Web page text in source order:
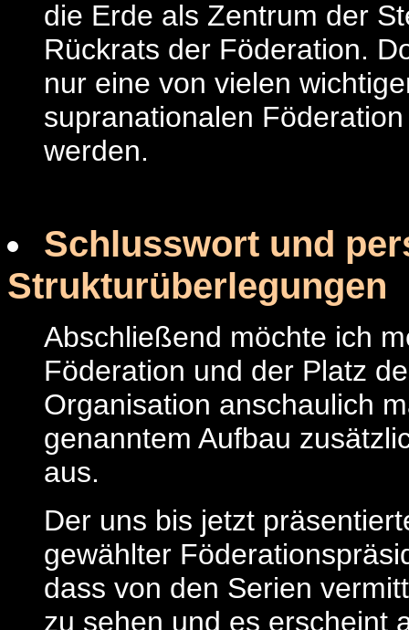
die Erde als Zentrum der
Rückrats der Föderation.
nur eine von vielen
supranationalen
werden.
Schlusswort und
Strukturüberlegungen
Abschließend möchte ich
Föderation und der Platz
Organisation anschaulich
genanntem Aufbau
aus.
Der uns bis jetzt
gewählter
dass von den Serien
zu sehen und es erscheint